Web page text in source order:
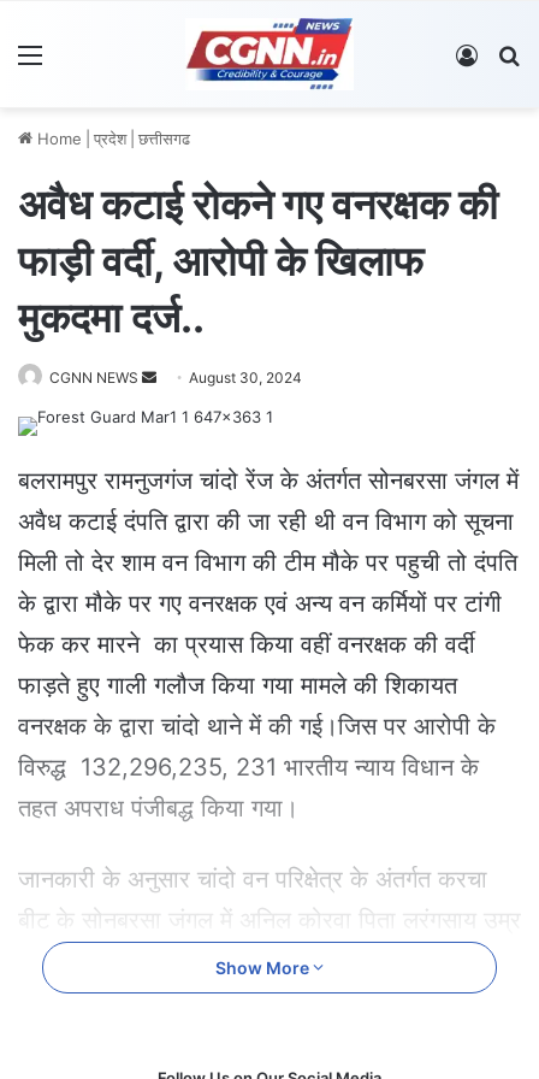
Log In
Home प्रदेश छत्तीसगढ
अवैध कटाई रोकने गए वनरक्षक की
फाड़ी वर्दी, आरोपी के खिलाफ
मुकदमा दर्ज..
CGNN NEWS
a
n
e
a
i
August 30, 2024
बलरामपुर रामनुजगंज चांदो रेंज के अंतर्गत सोनबरसा जंगल में
अवैध कटाई दंपति द्वारा की जा रही थी वन विभाग को सूचना
मिली तो देर शाम वन विभाग की टीम मौके पर पहुची तो दंपति
के द्वारा मौके पर गए वनरक्षक एवं अन्य वन कर्मियों पर टांगी
फेक कर मारने का प्रयास किया वहीं वनरक्षक की वर्दी
फाड़ते हुए गाली गलौज किया गया मामले की शिकायत
वनरक्षक के द्वारा चांदो थाने में की गई।जिस पर आरोपी के
विरुद्ध 132,296,235, 231 भारतीय न्याय विधान के
तहत अपराध पंजीबद्ध किया गया।
जानकारी के अनुसार चांदो वन परिक्षेत्र के अंतर्गत करचा
बीट के सोनबरसा जंगल में अनिल कोरवा पिता लरंगसाय उम्र
45 वर्ष एवं उसकी पत्नी फुलमानिया उम्र 35 वर्ष के द्वारा
अवैध कटाई की सूचना वन विभाग को मिली तो वन विभाग की
Show More